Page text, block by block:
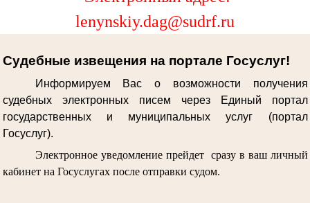
lenynskiy.dag@sudrf.ru
Судебные извещения на портале Госуслуг!
Информируем Вас о возможности получения
судебных электронных писем через Единый портал
государственных и муниципальных услуг (портал
Госуслуг).
Электронное уведомление прейдет сразу в ваш личный
кабинет на Госуслугах после отправки судом.